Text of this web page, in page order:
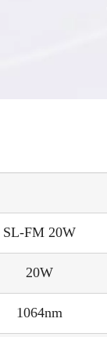
SL-FM 20W
20W
1064nm